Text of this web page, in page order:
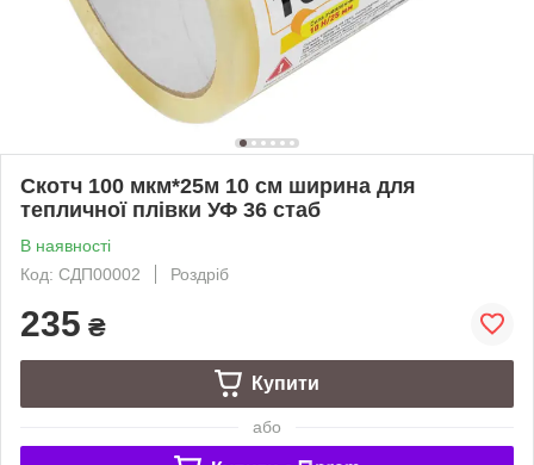
Скотч 100 мкм*25м 10 см ширина для
тепличної плівки УФ 36 стаб
В наявності
Код: СДП00002
Роздріб
235 ₴
Купити
або